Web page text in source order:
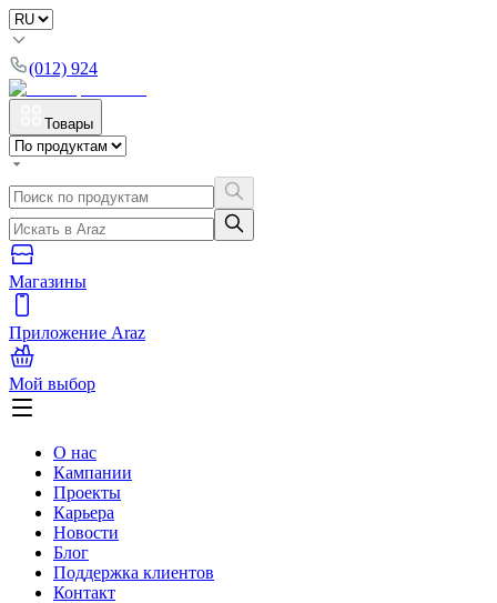
(012) 924
Товары
Магазины
Приложение Araz
Мой выбор
О нас
Кампании
Проекты
Карьера
Новости
Блог
Поддержка клиентов
Контакт